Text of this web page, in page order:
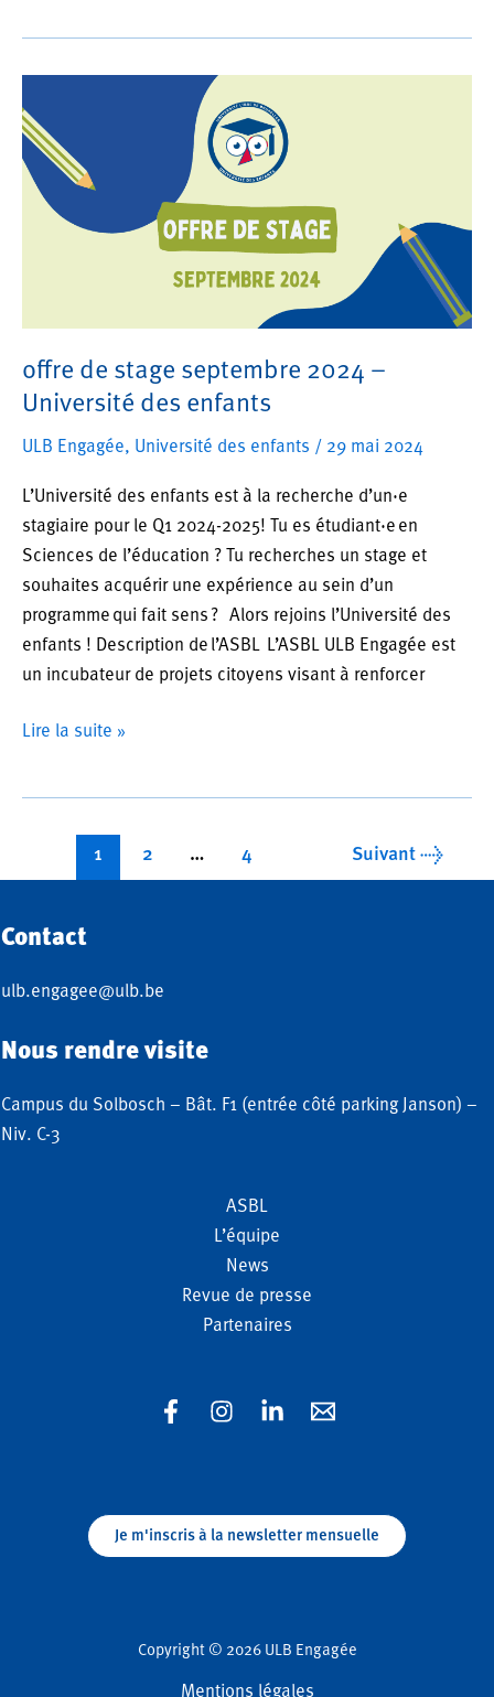
2024
Université
des
offre de stage septembre 2024 –
Université des enfants
ULB Engagée, Université des enfants / 29 mai 2024
L’Université des enfants est à la recherche d’un·e
stagiaire pour le Q1 2024-2025! Tu es étudiant·e en
Sciences de l’éducation ? Tu recherches un stage et
souhaites acquérir une expérience au sein d’un
programme qui fait sens ? Alors rejoins l’Université des
enfants ! Description de l’ASBL L’ASBL ULB Engagée est
un incubateur de projets citoyens visant à renforcer
offre
–
des
Lire la suite »
Pagination
d’article
1 2 … 4 Suivant →
Contact
ulb.engagee@ulb.be
Nous rendre visite
Campus du Solbosch – Bât. F1 (entrée côté parking Janson) –
Niv. C-3
ASBL
L’équipe
News
Revue de presse
Partenaires
Je m'inscris à la newsletter mensuelle
Copyright © 2026 ULB Engagée
Mentions légales